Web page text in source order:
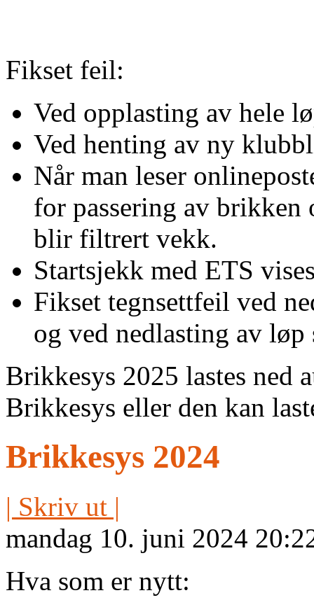
Fikset feil:
Ved opplasting av hele
Ved henting av ny
Når man leser
for passering av brikken
blir filtrert vekk.
Startsjekk med ETS
Fikset tegnsettfeil ved
og ved nedlasting av
Brikkesys 2025 lastes ned
Brikkesys eller den kan
Brikkesys 2024
| Skriv ut |
mandag 10. juni 2024
Hva som er nytt: